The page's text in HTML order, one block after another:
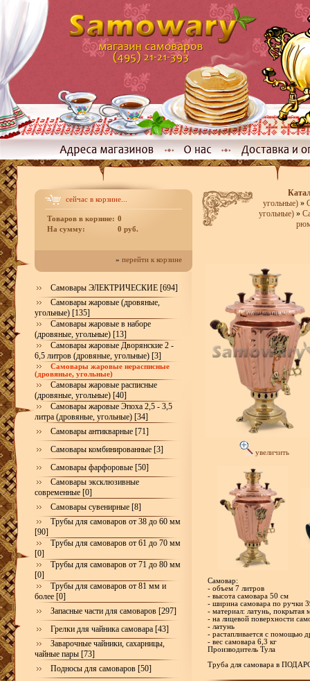
сейчас в корзине...
Товаров в корзине: 0
На сумму:
0 руб.
» перейти к корзине
Самовары ЭЛЕКТРИЧЕСКИЕ [694]
Самовары жаровые (дровяные,
угольные) [135]
Самовары жаровые в наборе
(дровяные, угольные) [13]
Самовары жаровые Дворянские 2 -
6,5 литров (дровяные, угольные) [3]
Самовары жаровые нерасписные
(дровяные, угольные)
Самовары жаровые расписные
(дровяные, угольные) [40]
Самовары жаровые Эпоха 2,5 - 3,5
литра (дровяные, угольные) [34]
Самовары антикварные [71]
Самовары комбинированные [3]
Самовары фарфоровые [50]
Самовары эксклюзивные
современные [0]
Самовары сувенирные [8]
Трубы для самоваров от 38 до 60 мм
[90]
Трубы для самоваров от 61 до 70 мм
[0]
Трубы для самоваров от 71 до 80 мм
[0]
Трубы для самоваров от 81 мм и
более [0]
Запасные части для самоваров [297]
Грелки для чайника самовара [43]
Заварочные чайники, сахарницы,
чайные пары [73]
Подносы для самоваров [50]
угольные) »
угольные)»
увеличить
Самовар:
- объем 7 литров
- высота самовара 50 см
- ширина самовара по ручки
- материал: латунь, покрытая
- на лицевой поверхности
- латунь
- растапливается с помощью
- вес самовара 6,3 кг
Производитель Тула
Труба для самовара в